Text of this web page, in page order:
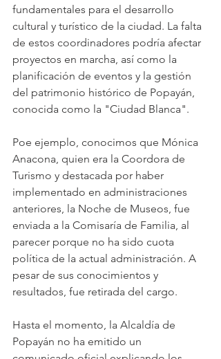
fundamentales para el desarrollo
cultural y turístico de la ciudad. La falta
de estos coordinadores podría afectar
proyectos en marcha, así como la
planificación de eventos y la gestión
del patrimonio histórico de Popayán,
conocida como la "Ciudad Blanca".
Poe ejemplo, conocimos que Mónica
Anacona, quien era la Coordora de
Turismo y destacada por haber
implementado en administraciones
anteriores, la Noche de Museos, fue
enviada a la Comisaría de Familia, al
parecer porque no ha sido cuota
política de la actual administración. A
pesar de sus conocimientos y
resultados, fue retirada del cargo.
Hasta el momento, la Alcaldía de
Popayán no ha emitido un